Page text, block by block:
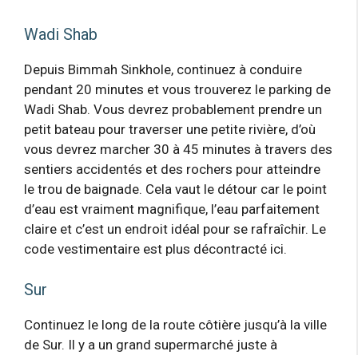
Wadi Shab
Depuis Bimmah Sinkhole, continuez à conduire
pendant 20 minutes et vous trouverez le parking de
Wadi Shab. Vous devrez probablement prendre un
petit bateau pour traverser une petite rivière, d’où
vous devrez marcher 30 à 45 minutes à travers des
sentiers accidentés et des rochers pour atteindre
le trou de baignade. Cela vaut le détour car le point
d’eau est vraiment magnifique, l’eau parfaitement
claire et c’est un endroit idéal pour se rafraîchir. Le
code vestimentaire est plus décontracté ici.
Sur
Continuez le long de la route côtière jusqu’à la ville
de Sur. Il y a un grand supermarché juste à